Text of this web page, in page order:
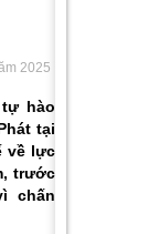
2025
hào
tại
về lực
trước
chấn